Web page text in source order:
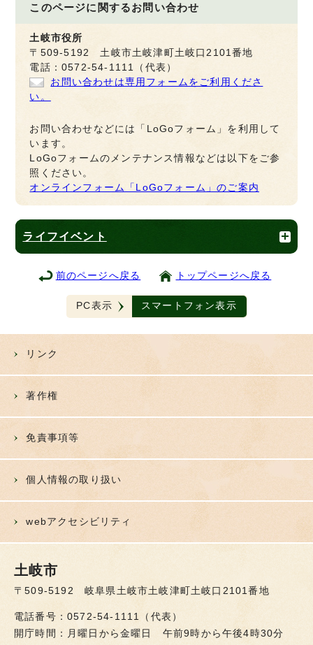
このページに関するお問い合わせ
土岐市役所
〒509-5192 土岐市土岐津町土岐口2101番地
電話：0572-54-1111（代表）
お問い合わせは専用フォームをご利用くださ
い。
お問い合わせなどには「LoGoフォーム」を利用して
います。
LoGoフォームのメンテナンス情報などは以下をご参
照ください。
オンラインフォーム「LoGoフォーム」のご案内
ライフイベント
前のページへ戻る トップページへ戻る
PC表示 スマートフォン表示
リンク
著作権
免責事項等
個人情報の取り扱い
webアクセシビリティ
土岐市
〒509-5192 岐阜県土岐市土岐津町土岐口2101番地
電話番号：0572-54-1111（代表）
開庁時間：月曜日から金曜日 午前9時から午後4時30分